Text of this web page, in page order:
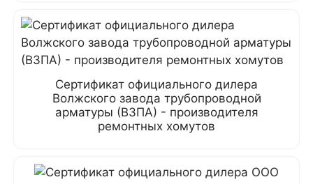
Сертификат официального дилера
Волжского завода трубопроводной
арматуры (ВЗПА) - производителя
ремонтных хомутов